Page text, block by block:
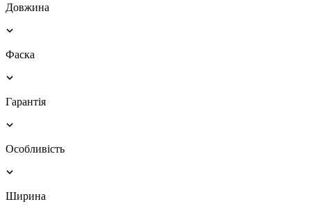
Довжина
Фаска
Гарантія
Особливість
Ширина